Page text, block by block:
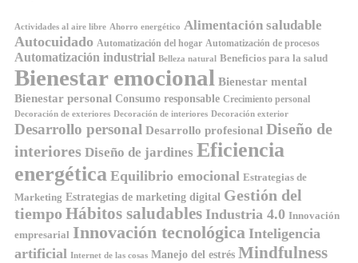
Actividades al aire libre Ahorro energético Alimentación saludable
Autocuidado Automatización del hogar Automatización de procesos
Automatización industrial Belleza natural Beneficios para la salud
Bienestar emocional Bienestar mental
Bienestar personal Consumo responsable Crecimiento personal
Decoración de exteriores Decoración de interiores Decoración exterior
Desarrollo personal Desarrollo profesional Diseño de
interiores Diseño de jardines Eficiencia
energética Equilibrio emocional Estrategias de
Marketing Estrategias de marketing digital Gestión del
tiempo Hábitos saludables Industria 4.0 Innovación
empresarial Innovación tecnológica Inteligencia
artificial Internet de las cosas Manejo del estrés Mindfulness